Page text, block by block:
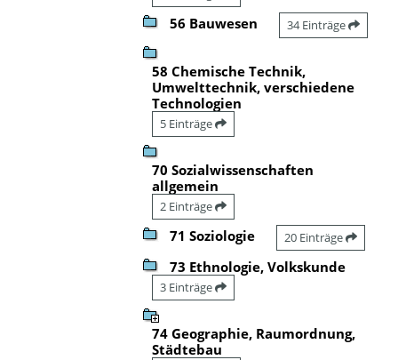
56 Bauwesen 34 Einträge
58 Chemische Technik,
Umwelttechnik, verschiedene
Technologien
5 Einträge
70 Sozialwissenschaften
allgemein
2 Einträge
71 Soziologie 20 Einträge
73 Ethnologie, Volkskunde
3 Einträge
74 Geographie, Raumordnung,
Städtebau